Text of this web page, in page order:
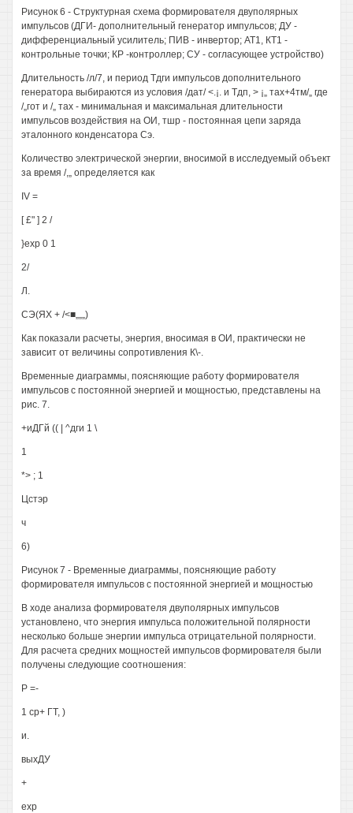
Рисунок 6 - Структурная схема формирователя двуполярных
импульсов (ДГИ- дополнительный генератор импульсов; ДУ -
дифференциальный усилитель; ПИВ - инвертор; АТ1, КТ1 -
контрольные точки; КР -контроллер; СУ - согласующее устройство)
Длительность /л/7, и период Тдги импульсов дополнительного
генератора выбираются из условия /дат/ <.¡. и Тдп, > ¡„ тах+4тм/„ где
/„гот и /„ тах - минимальная и максимальная длительности
импульсов воздействия на ОИ, тшр - постоянная цепи заряда
эталонного конденсатора Сэ.
Количество электрической энергии, вносимой в исследуемый объект
за время /,„ определяется как
IV =
[ £" ] 2 /
}ехр 0 1
2/
Л.
СЭ(ЯХ + /<■„„„)
Как показали расчеты, энергия, вносимая в ОИ, практически не
зависит от величины сопротивления К\-.
Временные диаграммы, поясняющие работу формирователя
импульсов с постоянной энергией и мощностью, представлены на
рис. 7.
+иДГй (( | ^дги 1 \
1
*> ; 1
Цстэр
ч
6)
Рисунок 7 - Временные диаграммы, поясняющие работу
формирователя импульсов с постоянной энергией и мощностью
В ходе анализа формирователя двуполярных импульсов
установлено, что энергия импульса положительной полярности
несколько больше энергии импульса отрицательной полярности.
Для расчета средних мощностей импульсов формирователя были
получены следующие соотношения:
Р =-
1 ср+ ГТ, )
и.
выхДУ
+
ехр